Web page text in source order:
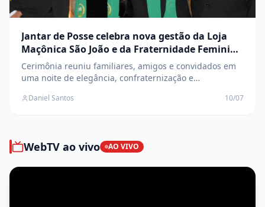
Jantar de Posse celebra nova gestão da Loja
Maçônica São João e da Fraternidade Feminina
Cruzeiro do Sul
Cerimônia reuniu familiares, amigos e convidados em
uma noite de elegância, confraternização e
Daniel Santos 10/07
WebTV ao vivo AO VIVO